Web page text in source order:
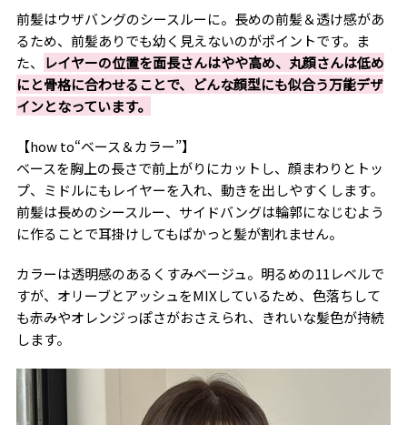
前髪はウザバングのシースルーに。長めの前髪＆透け感があ
るため、前髪ありでも幼く見えないのがポイントです。ま
た、
レイヤーの位置を面長さんはやや高め、丸顔さんは低め
にと骨格に合わせることで、どんな顔型にも似合う万能デザ
インとなっています。
【how to“ベース＆カラー”】
ベースを胸上の長さで前上がりにカットし、顔まわりとトッ
プ、ミドルにもレイヤーを入れ、動きを出しやすくします。
前髪は長めのシースルー、サイドバングは輪郭になじむよう
に作ることで耳掛けしてもぱかっと髪が割れません。
カラーは透明感のあるくすみベージュ。明るめの11レベルで
すが、オリーブとアッシュをMIXしているため、色落ちして
も赤みやオレンジっぽさがおさえられ、きれいな髪色が持続
します。